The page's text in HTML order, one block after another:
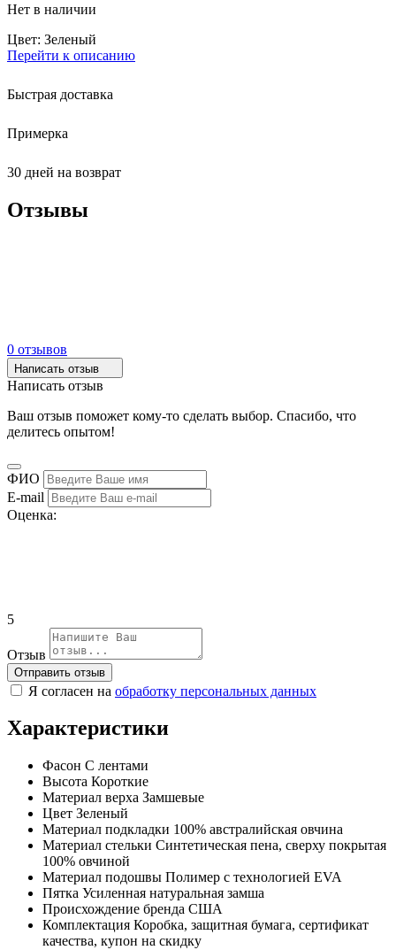
Нет в наличии
Цвет: Зеленый
Перейти к описанию
Быстрая доставка
Примерка
30 дней на возврат
Отзывы
0 отзывов
Написать отзыв
Написать отзыв
Ваш отзыв поможет кому-то сделать выбор. Спасибо, что
делитесь опытом!
ФИО
E-mail
Оценка:
5
Отзыв
Отправить отзыв
Я согласен на обработку персональных данных
Характеристики
Фасон С лентами
Высота Короткие
Материал верха Замшевые
Цвет Зеленый
Материал подкладки 100% австралийская овчина
Материал стельки Синтетическая пена, сверху покрытая
100% овчиной
Материал подошвы Полимер с технологией EVA
Пятка Усиленная натуральная замша
Происхождение бренда США
Комплектация Коробка, защитная бумага, сертификат
качества, купон на скидку